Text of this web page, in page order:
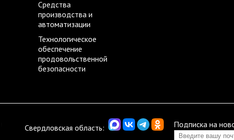
Средства
производства и
автоматизации
Технологическое
обеспечение
продовольственной
безопасности
Свердловская область: Подписка на